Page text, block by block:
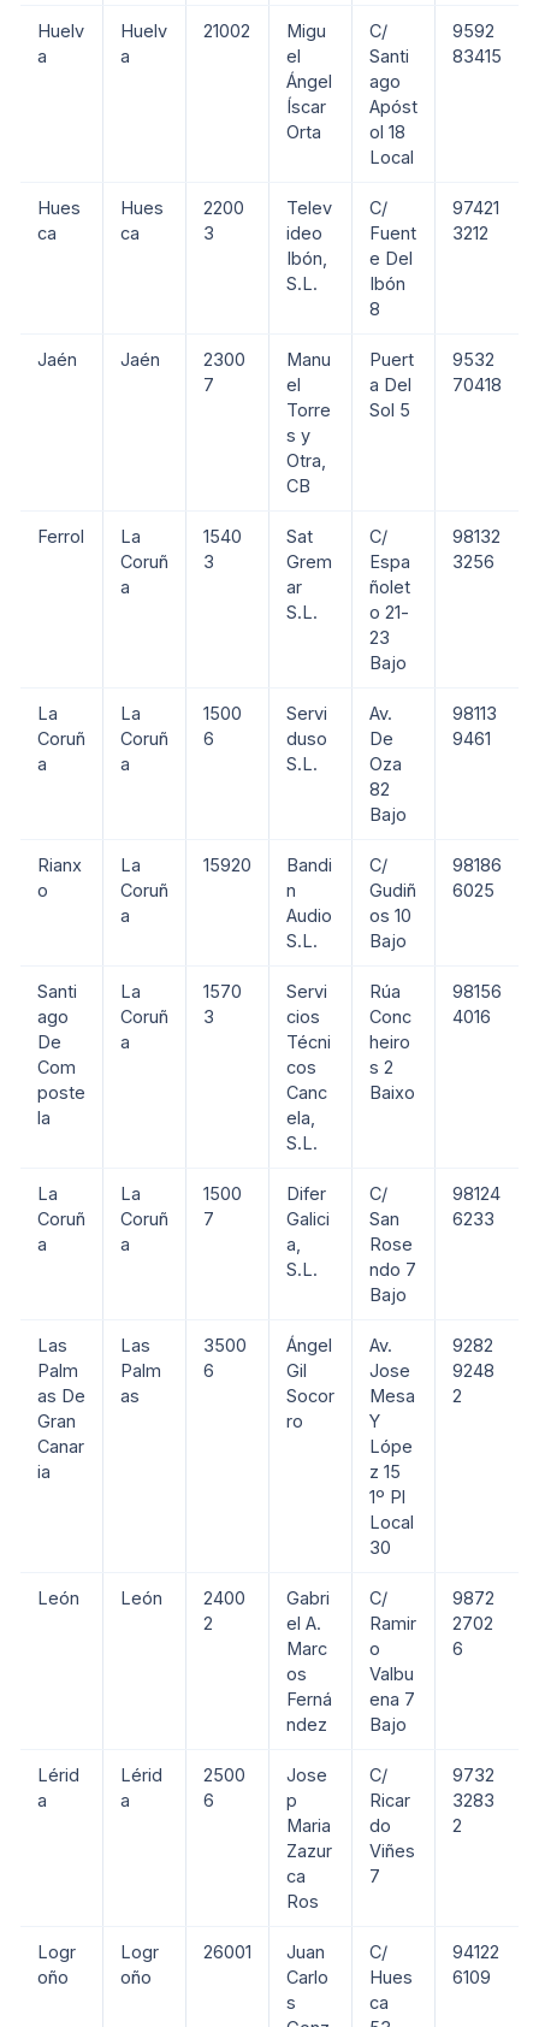
Huelv
a
Huelv
a
21002
Migu
el
Ángel
Íscar
Orta
C/
Santi
ago
Apóst
ol 18
Local
9592
83415
Hues
ca
Hues
ca
2200
3
Telev
ideo
Ibón,
S.L.
C/
Fuent
e Del
Ibón
8
97421
3212
Jaén Jaén
2300
7
Manu
el
Torre
s y
Otra,
CB
Puert
a Del
Sol 5
9532
70418
Ferrol
La
Coruñ
a
1540
3
Sat
Grem
ar
S.L.
C/
Espa
ñolet
o 21-
23
Bajo
98132
3256
La
Coruñ
a
La
Coruñ
a
1500
6
Servi
duso
S.L.
Av.
De
Oza
82
Bajo
98113
9461
Rianx
o
La
Coruñ
a
15920
Bandi
n
Audio
S.L.
C/
Gudiñ
os 10
Bajo
98186
6025
Santi
ago
De
Com
poste
la
La
Coruñ
a
1570
3
Servi
cios
Técni
cos
Canc
ela,
S.L.
Rúa
Conc
heiro
s 2
Baixo
98156
4016
La
Coruñ
a
La
Coruñ
a
1500
7
Difer
Galici
a,
S.L.
C/
San
Rose
ndo 7
Bajo
98124
6233
Las
Palm
as De
Gran
Canar
ia
Las
Palm
as
3500
6
Ángel
Gil
Socor
ro
Av.
Jose
Mesa
Y
Lópe
z 15
1º Pl
Local
30
9282
9248
2
León León
2400
2
Gabri
el A.
Marc
os
Ferná
ndez
C/
Ramir
o
Valbu
ena 7
Bajo
9872
2702
6
Lérid
a
Lérid
a
2500
6
Jose
p
Maria
Zazur
ca
Ros
C/
Ricar
do
Viñes
7
9732
3283
2
Logr
oño
Logr
oño
26001
Juan
Carlo
s
C/
Hues
ca
94122
6109